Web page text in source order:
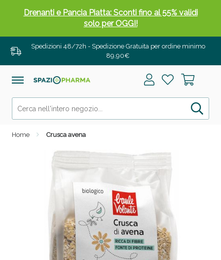
Spedizioni 48/72h - Spedizione Gratuita per ordine minimo
89,90€
Home Crusca avena
Drenanti e Pancia Piatta: Sconti fino al 55% validi
solo per OGGI!
Salini e Multivitaminici: oggi Sconto extra fino al
50%!